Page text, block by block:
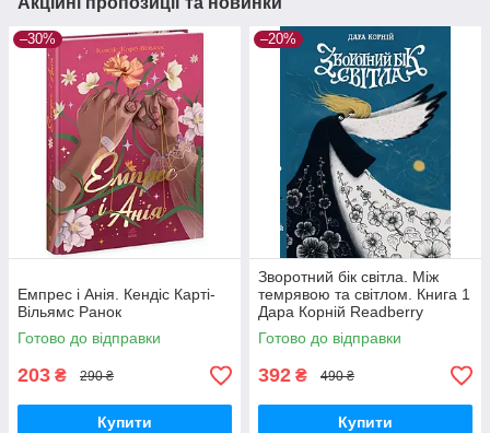
–30%
Емпрес і Анія. Кендіс Карті-
Вільямс Ранок
Готово до відправки
203 ₴ 290 ₴
Купити
–20%
Зворотний бік світла. Між
темрявою та світлом. Книга 1
Дара Корній Readberry
Готово до відправки
392 ₴ 490 ₴
Купити